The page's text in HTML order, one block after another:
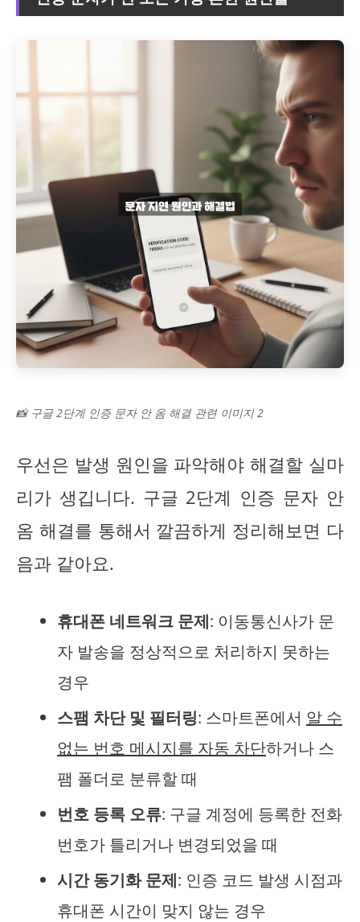
📸 구글 2단계 인증 문자 안 옴 해결 관련 이미지 2
우선은 발생 원인을 파악해야 해결할 실마
리가 생깁니다. 구글 2단계 인증 문자 안
옴 해결를 통해서 깔끔하게 정리해보면 다
음과 같아요.
휴대폰 네트워크 문제: 이동통신사가 문
자 발송을 정상적으로 처리하지 못하는
경우
스팸 차단 및 필터링: 스마트폰에서 알 수
없는 번호 메시지를 자동 차단하거나 스
팸 폴더로 분류할 때
번호 등록 오류: 구글 계정에 등록한 전화
번호가 틀리거나 변경되었을 때
시간 동기화 문제: 인증 코드 발생 시점과
휴대폰 시간이 맞지 않는 경우